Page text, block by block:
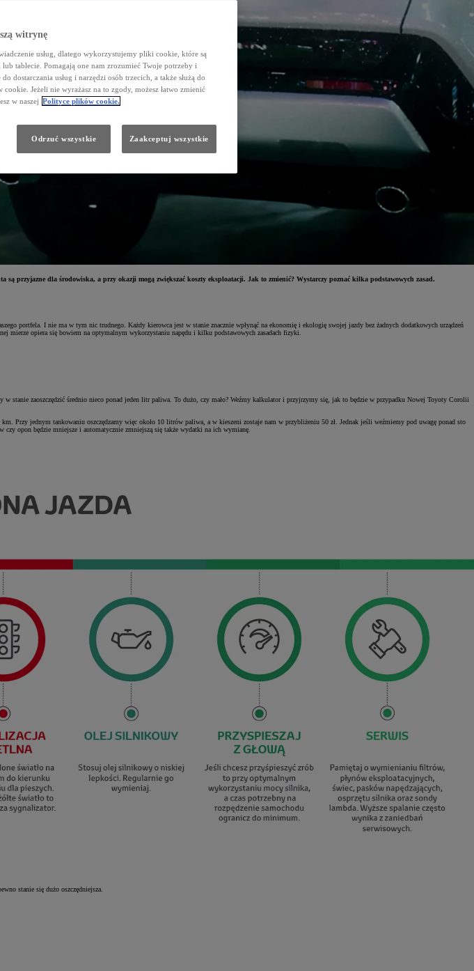
są przyjazne dla środowiska, a przy okazji mogą zwiększać koszty eksploatacji. Jak to zmienić? Wystarczy poznać kilka podstawowych zasad.
portfela. I nie ma w tym nic trudnego. Każdy kierowca jest w stanie znacznie wpłynąć na ekonomię i ekologię swojej jazdy bez żadnych dodatkowych urządzeń
mierze opiera się bowiem na optymalnym wykorzystaniu napędu i kilku podstawowych zasadach fizyki.
zaoszczędzić średnio nieco ponad jeden litr paliwa. To dużo, czy mało? Weźmy kalkulator i przyjrzymy się, jak to będzie w przypadku Nowej Toyoty Corolii
Przy jednym tankowaniu oszczędzamy więc około 10 litrów paliwa, a w kieszeni zostaje nam w przybliżeniu 50 zł. Jednak jeśli weźmiemy pod uwagę ponad sto
opon będzie mniejsze i automatycznie zmniejszą się także wydatki na ich wymianę.
stanie się dużo oszczędniejsza.
witrynę
usług, dlatego wykorzystujemy pliki cookie, które są
tablecie. Pomagają one nam zrozumieć Twoje potrzeby i
dostarczania usług i narzędzi osób trzecich, a także służą do
Jeżeli nie wyrażasz na to zgody, możesz łatwo zmienić
w naszej Polityce plików cookie.
Odrzuć wszystkie Zaakceptuj wszystkie